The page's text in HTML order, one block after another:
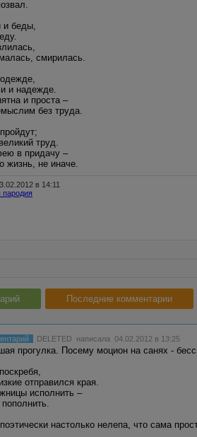
и беды,
смирилась.
и надежде.
и проста –
без труда.
труд.
в придачу –
жизнь, не иначе.
в 14:11
пародия
Последние комментарии
DELETED написала 04.02.2012 в 13:25
прогулка. Посему моцион на санях -
отправился края.
исполнить –
настолько нелепа, что сама